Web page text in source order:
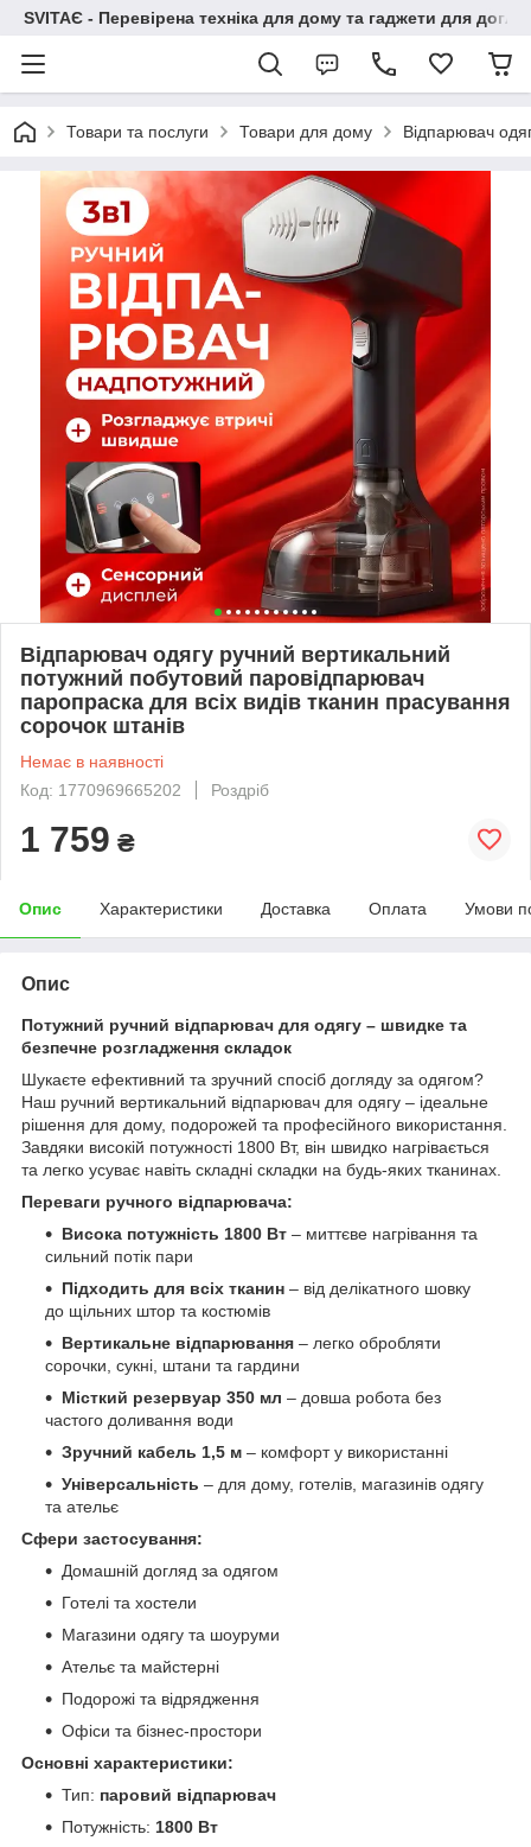
SVITAЄ - Перевірена техніка для дому та гаджети для
Товари та послуги Товари для дому Відпарювач
Відпарювач одягу ручний вертикальний
потужний побутовий паровідпарювач
паропраска для всіх видів тканин прасування
сорочок штанів
Немає в наявності
Код: 1770969665202
Роздріб
1 759 ₴
Опис Характеристики Доставка Оплата Умови
Опис
Потужний ручний відпарювач для одягу – швидке та
безпечне розгладження складок
Шукаєте ефективний та зручний спосіб догляду за одягом?
Наш ручний вертикальний відпарювач для одягу – ідеальне
рішення для дому, подорожей та професійного використання.
Завдяки високій потужності 1800 Вт, він швидко нагрівається
та легко усуває навіть складні складки на будь-яких тканинах.
Переваги ручного відпарювача:
Висока потужність 1800 Вт – миттєве нагрівання та
сильний потік пари
Підходить для всіх тканин – від делікатного шовку
до щільних штор та костюмів
Вертикальне відпарювання – легко обробляти
сорочки, сукні, штани та гардини
Місткий резервуар 350 мл – довша робота без
частого доливання води
Зручний кабель 1,5 м – комфорт у використанні
Універсальність – для дому, готелів, магазинів одягу
та ательє
Сфери застосування:
Домашній догляд за одягом
Готелі та хостели
Магазини одягу та шоуруми
Ательє та майстерні
Подорожі та відрядження
Офіси та бізнес-простори
Основні характеристики:
Тип: паровий відпарювач
Потужність: 1800 Вт